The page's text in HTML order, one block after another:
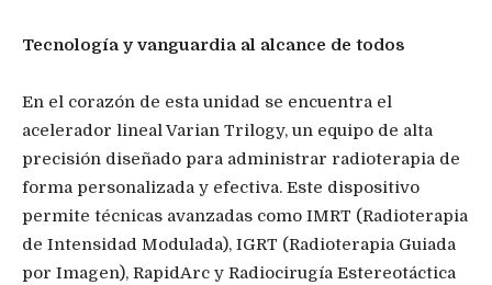
Tecnología y vanguardia al alcance de todos
En el corazón de esta unidad se encuentra el
acelerador lineal Varian Trilogy, un equipo de alta
precisión diseñado para administrar radioterapia de
forma personalizada y efectiva. Este dispositivo
permite técnicas avanzadas como IMRT (Radioterapia
de Intensidad Modulada), IGRT (Radioterapia Guiada
por Imagen), RapidArc y Radiocirugía Estereotáctica